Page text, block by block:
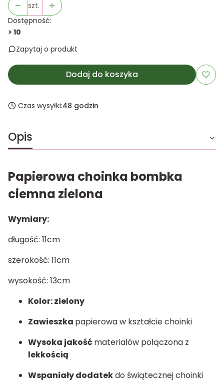
szt.
Dostępność:
> 10
Zapytaj o produkt
Dodaj do koszyka
Czas wysyłki:48 godzin
Opis
Papierowa choinka bombka
ciemna zielona
Wymiary:
długość: 11cm
szerokość: 11cm
wysokość: 13cm
Kolor: zielony
Zawieszka papierowa w kształcie choinki
Wysoka jakość materiałów połączona z
lekkością
Wspaniały dodatekdo świątecznej choinki